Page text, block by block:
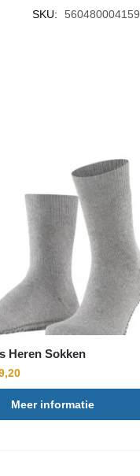
SKU:
Heren Sokken
Huidige
prijs
is:
€19,20.
Meer informatie